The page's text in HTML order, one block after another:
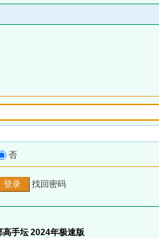
否
找回密码
高手坛 2024年极速版